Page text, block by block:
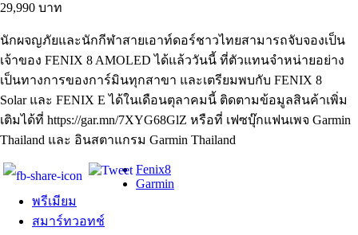
29,990 บาท
นักผจญภัยและนักกีฬาสายเอาท์ดอร์ชาวไทยสามารถจับจองเป็น
เจ้าของ FENIX 8 AMOLED ได้แล้ววันนี้ ที่ตัวแทนจำหน่ายอย่าง
เป็นทางการของการ์มินทุกสาขา และเตรียมพบกับ FENIX 8
Solar และ FENIX E ได้ในเดือนตุลาคมนี้ ติดตามข้อมูลสินค้าเพิ่ม
เติมได้ที่ https://gar.mn/7XYG68GlZ หรือที่ เฟซบุ๊กแฟนเพจ Garmin
Thailand และ อินสตาแกรม Garmin Thailand
Fenix8
Garmin
พรีเมียม
สมาร์ทวอทช์